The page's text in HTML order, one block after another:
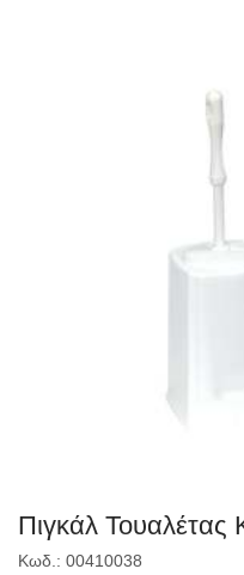
Πιγκάλ Τουαλέτας
Κωδ.: 00410038